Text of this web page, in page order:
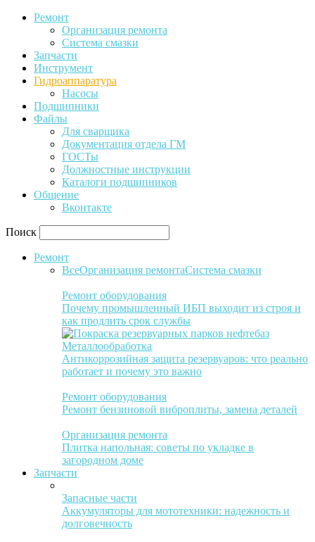
Ремонт
Организация ремонта
Система смазки
Запчасти
Инструмент
Гидроаппаратура
Насосы
Подшипники
Файлы
Для сварщика
Документация отдела ГМ
ГОСТы
Должностные инструкции
Каталоги подшипников
Общение
Вконтакте
Поиск
Ремонт
ВсеОрганизация ремонтаСистема смазки
Ремонт оборудования
Почему промышленный ИБП выходит из строя и
как продлить срок службы
Металлообработка
Антикоррозийная защита резервуаров: что реально
работает и почему это важно
Ремонт оборудования
Ремонт бензиновой виброплиты, замена деталей
Организация ремонта
Плитка напольная: советы по укладке в
загородном доме
Запчасти
Запасные части
Аккумуляторы для мототехники: надежность и
долговечность